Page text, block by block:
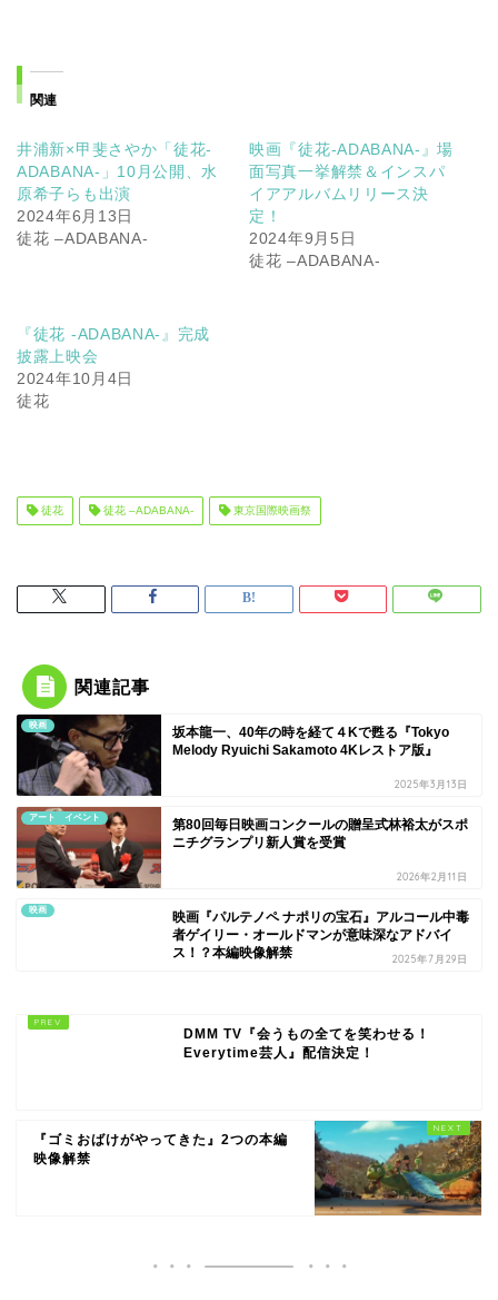
関連
井浦新×甲斐さやか「徒花-
ADABANA-」10月公開、水
原希子らも出演
2024年6月13日
徒花 –ADABANA-
映画『徒花-ADABANA-』場
面写真一挙解禁＆インスパ
イアアルバムリリース決
定！
2024年9月5日
徒花 –ADABANA-
『徒花 -ADABANA-』完成
披露上映会
2024年10月4日
徒花
徒花 徒花 –ADABANA- 東京国際映画祭
関連記事
映画
坂本龍一、40年の時を経て４Kで甦る『Tokyo
Melody Ryuichi Sakamoto 4Kレストア版』
2025年3月13日
アート イベント
第80回毎日映画コンクールの贈呈式林裕太がスポ
ニチグランプリ新人賞を受賞
2026年2月11日
映画
映画『パルテノペ ナポリの宝石』アルコール中毒
者ゲイリー・オールドマンが意味深なアドバイ
ス！？本編映像解禁
2025年7月29日
DMM TV『会うもの全てを笑わせる！
Everytime芸人』配信決定！
『ゴミおばけがやってきた』2つの本編
映像解禁